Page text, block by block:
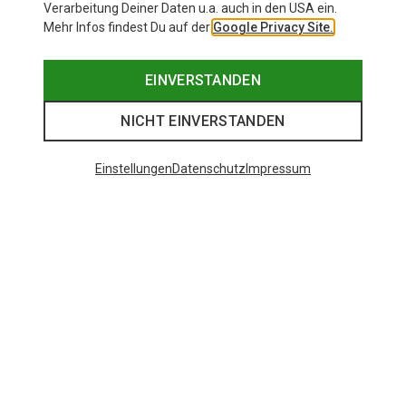
Verarbeitung Deiner Daten u.a. auch in den USA ein.
Mehr Infos findest Du auf der Google Privacy Site.
EINVERSTANDEN
NICHT EINVERSTANDEN
EinstellungenDatenschutz Impressum